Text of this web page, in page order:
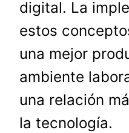
digital. La
estos
una mejor
ambiente
una relación
la tecnología.